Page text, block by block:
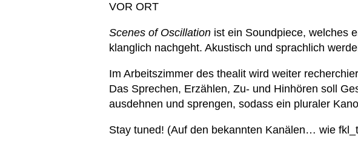
VOR ORT
Scenes of Oscillation ist ein Soundpiece, welches
klanglich nachgeht. Akustisch und sprachlich
Im Arbeitszimmer des thealit wird weiter
Das Sprechen, Erzählen, Zu- und Hinhören soll
ausdehnen und sprengen, sodass ein pluraler
Stay tuned! (Auf den bekannten Kanälen… wie